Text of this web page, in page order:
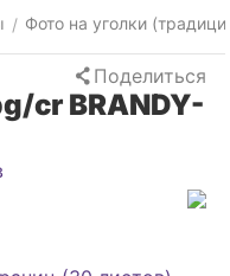
/ Фото на уголки
Поделиться
cr BRANDY-